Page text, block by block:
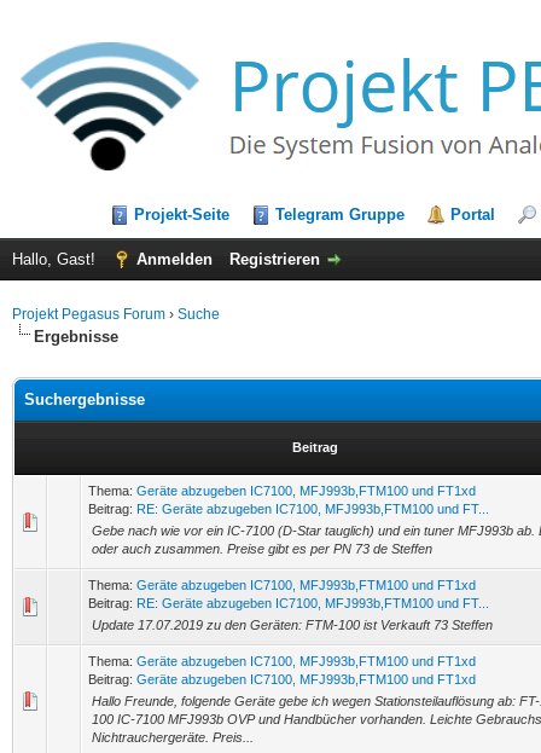
Projekt-Seite Telegram Gruppe Portal
Hallo, Gast! Anmelden Registrieren
Projekt Pegasus Forum › Suche
Ergebnisse
Suchergebnisse
Beitrag
Thema: Geräte abzugeben IC7100, MFJ993b,FTM100 und FT1xd
Beitrag: RE: Geräte abzugeben IC7100, MFJ993b,FTM100 und FT...
Gebe nach wie vor ein IC-7100 (D-Star tauglich) und ein tuner MFJ993b ab.
oder auch zusammen. Preise gibt es per PN 73 de Steffen
Thema: Geräte abzugeben IC7100, MFJ993b,FTM100 und FT1xd
Beitrag: RE: Geräte abzugeben IC7100, MFJ993b,FTM100 und FT...
Update 17.07.2019 zu den Geräten: FTM-100 ist Verkauft 73 Steffen
Thema: Geräte abzugeben IC7100, MFJ993b,FTM100 und FT1xd
Beitrag: Geräte abzugeben IC7100, MFJ993b,FTM100 und FT1xd
Hallo Freunde, folgende Geräte gebe ich wegen Stationsteilauflösung ab:
100 IC-7100 MFJ993b OVP und Handbücher vorhanden. Leichte
Nichtrauchergeräte. Preis...